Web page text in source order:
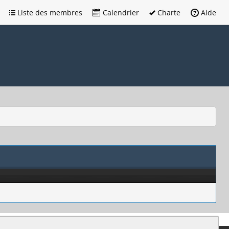
Liste des membres Calendrier Charte Aide